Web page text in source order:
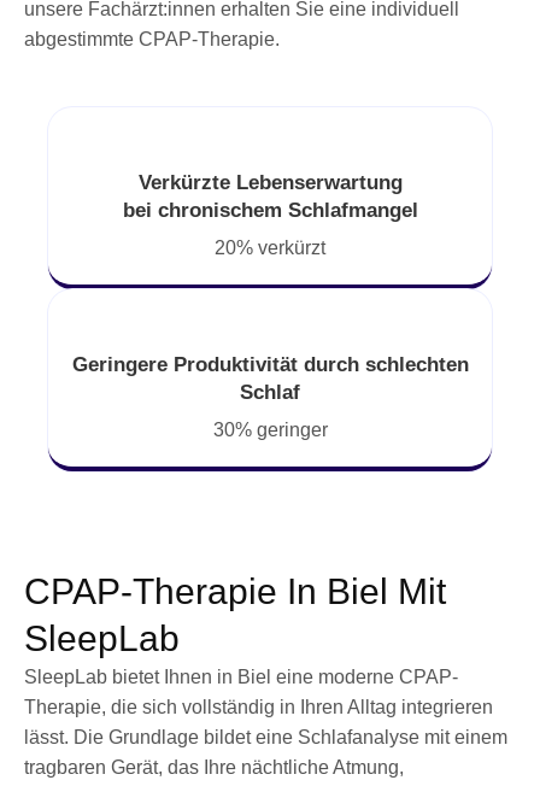
unsere Fachärzt:innen erhalten Sie eine individuell
abgestimmte CPAP-Therapie.
Verkürzte Lebenserwartung
bei chronischem Schlafmangel
20% verkürzt
Geringere Produktivität durch schlechten
Schlaf
30% geringer
CPAP-Therapie In Biel Mit
SleepLab
SleepLab bietet Ihnen in Biel eine moderne CPAP-
Therapie, die sich vollständig in Ihren Alltag integrieren
lässt. Die Grundlage bildet eine Schlafanalyse mit einem
tragbaren Gerät, das Ihre nächtliche Atmung,